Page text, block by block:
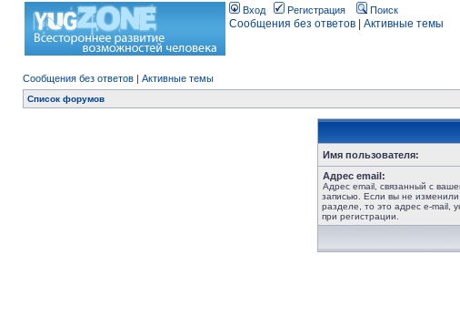
Вход Регистрация Поиск
Сообщения без ответов Активные темы
Сообщения без ответов | Активные темы
Список форумов
Имя пользователя:
Адрес email:
Адрес email, связанный с
записью. Если вы не
разделе, то это адрес e-mail,
при регистрации.